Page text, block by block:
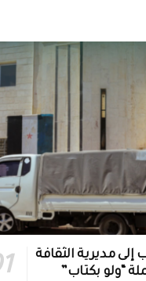
كتاب إلى مديرية الثقافة
“ولو بكتاب”